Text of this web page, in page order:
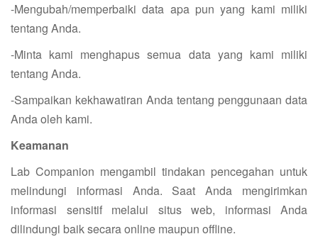
-Mengubah/memperbaiki data apa pun yang kami miliki
tentang Anda.
-Minta kami menghapus semua data yang kami miliki
tentang Anda.
-Sampaikan kekhawatiran Anda tentang penggunaan data
Anda oleh kami.
Keamanan
Lab Companion mengambil tindakan pencegahan untuk
melindungi informasi Anda. Saat Anda mengirimkan
informasi sensitif melalui situs web, informasi Anda
dilindungi baik secara online maupun offline.